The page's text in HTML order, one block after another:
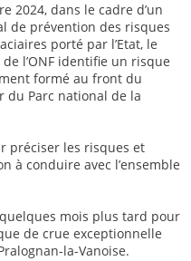
2024, dans le cadre d’un
de prévention des risques
porté par l’Etat, le
de l’ONF identifie un risque
formé au front du
Parc national de la
préciser les risques et
à conduire avec l’ensemble
mois plus tard pour
de crue exceptionnelle
la-Vanoise.